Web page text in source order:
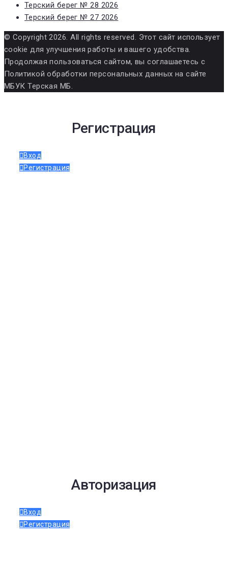
Терский берег № 28 2026
Терский берег № 27 2026
© Copyright 2026. All rights reserved. Этот сайт использует
cookie для улучшения работы и вашего удобства.
Продолжая пользоваться сайтом, вы соглашаетесь с
Политикой обработки персональных данных на сайте
МБУК Терская МБ.
Регистрация
Вход
Регистрация
Авторизация
Вход
Регистрация